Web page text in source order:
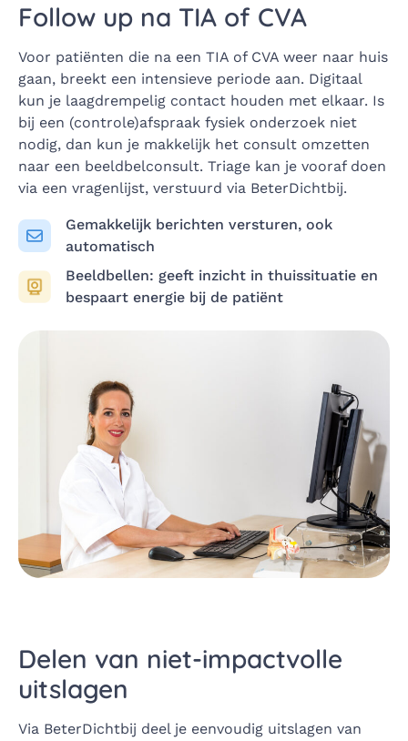
Follow up na TIA of CVA
Voor patiënten die na een TIA of CVA weer naar huis
gaan, breekt een intensieve periode aan. Digitaal
kun je laagdrempelig contact houden met elkaar. Is
bij een (controle)afspraak fysiek onderzoek niet
nodig, dan kun je makkelijk het consult omzetten
naar een beeldbelconsult. Triage kan je vooraf doen
via een vragenlijst, verstuurd via BeterDichtbij.
Gemakkelijk berichten versturen, ook
automatisch
Beeldbellen: geeft inzicht in thuissituatie en
bespaart energie bij de patiënt
Delen van niet-impactvolle
uitslagen
Via BeterDichtbij deel je eenvoudig uitslagen van